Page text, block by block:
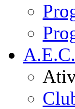
A.E.C.